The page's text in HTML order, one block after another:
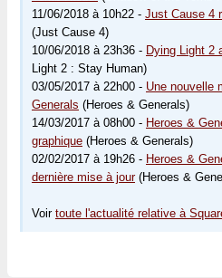
11/06/2018 à 10h22 - Just Cause 4
(Just Cause 4)
10/06/2018 à 23h36 - Dying Light 2
Light 2 : Stay Human)
03/05/2017 à 22h00 - Une nouvelle
Generals (Heroes & Generals)
14/03/2017 à 08h00 - Heroes &
graphique (Heroes & Generals)
02/02/2017 à 19h26 - Heroes &
dernière mise à jour(Heroes &
Voir toute l'actualité relative à